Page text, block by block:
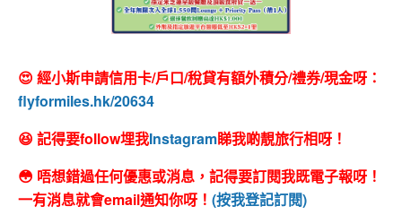
😍 經小斯申請信用卡/戶口/稅貸有額外積分/禮券/現金呀：
flyformiles.hk/20634
😆 記得要follow埋我Instagram睇我啲靚旅行相呀！
😳 唔想錯過任何優惠或消息，記得要訂閱我既電子報呀！
一有消息就會email通知你呀！ (按我登記訂閱)